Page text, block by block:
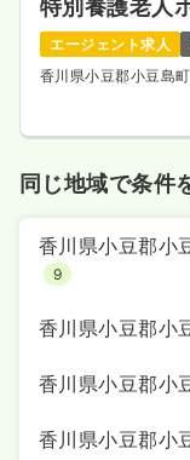
特別養護老人
エージェント求人
香川県小豆郡小豆島町
同じ地域で条件
香川県小豆郡小
9
香川県小豆郡小
香川県小豆郡小
香川県小豆郡小